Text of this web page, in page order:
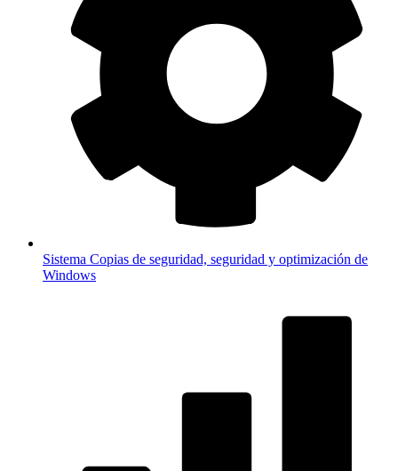
Sistema Copias de seguridad, seguridad y optimización de
Windows